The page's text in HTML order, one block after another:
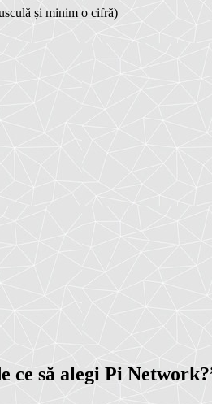
și minim o cifră)
ce să alegi Pi Network?